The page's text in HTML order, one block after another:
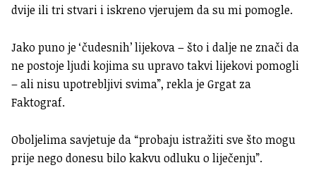
dvije ili tri stvari i iskreno vjerujem da su mi pomogle.
Jako puno je ‘čudesnih’ lijekova – što i dalje ne znači da
ne postoje ljudi kojima su upravo takvi lijekovi pomogli
– ali nisu upotrebljivi svima”, rekla je Grgat za
Faktograf.
Oboljelima savjetuje da “probaju istražiti sve što mogu
prije nego donesu bilo kakvu odluku o liječenju”.